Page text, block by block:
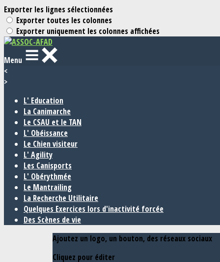
Exporter les lignes sélectionnées
Exporter toutes les colonnes
Exporter uniquement les colonnes affichées
Menu
<
>
L' Education
La Canimarche
Le CSAU et le TAN
L' Obéissance
Le Chien visiteur
L' Agility
Les Canisports
L' Obérythmée
Le Mantrailing
La Recherche Utilitaire
Quelques Exercices lors d'inactivité forcée
Des Scènes de vie
Ajoutez un logo, un bouton, des réseaux sociaux
Cliquez pour éditer